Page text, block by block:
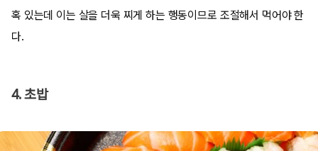
혹 있는데 이는 살을 더욱 찌게 하는 행동이므로 조절해서 먹어야 한
다.
4. 초밥